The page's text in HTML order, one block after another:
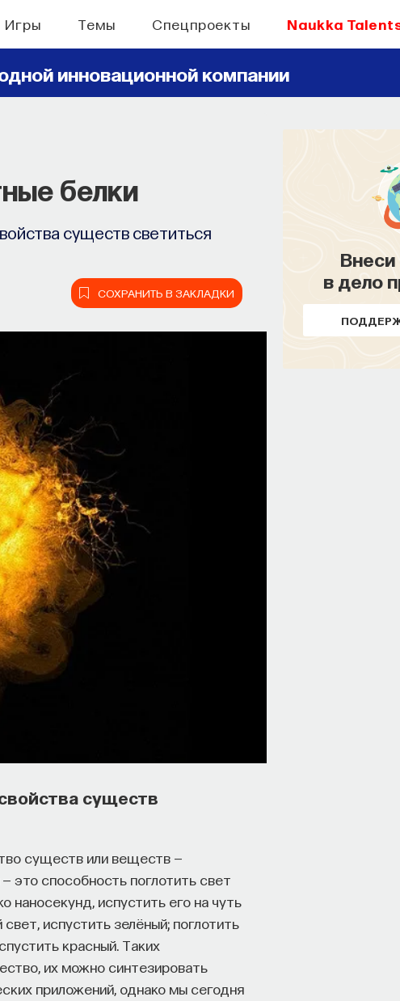
Игры Темы Спецпроекты Naukka
инновационной компании
белки
существ светиться
СОХРАНИТЬ В ЗАКЛАДКИ
существ
существ или веществ —
это способность поглотить свет
наносекунд, испустить его на чуть
испустить зелёный; поглотить
красный. Таких
их можно синтезировать
приложений, однако мы сегодня
Внеси
в дело